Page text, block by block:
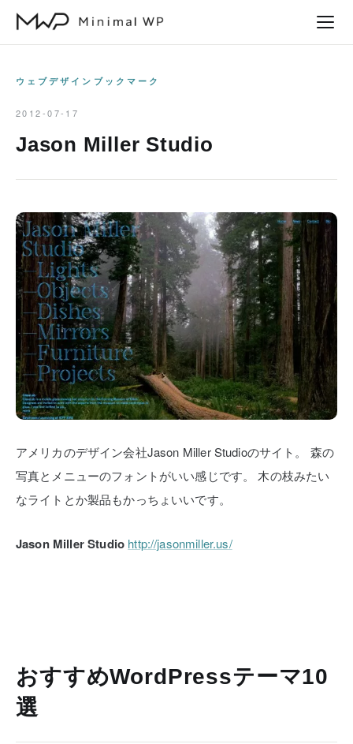
ウェブデザインブックマーク
2012-07-17
Jason Miller Studio
アメリカのデザイン会社Jason Miller Studioのサイト。
森の
写真とメニューのフォントがいい感じです。
木の枝みたい
なライトとか製品もかっちょいいです。
Jason Miller Studio http://jasonmiller.us/
おすすめWordPressテーマ10
選